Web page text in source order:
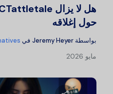
حول إغلاقه
بواسطة Jeremy Heyer في
مايو 2026